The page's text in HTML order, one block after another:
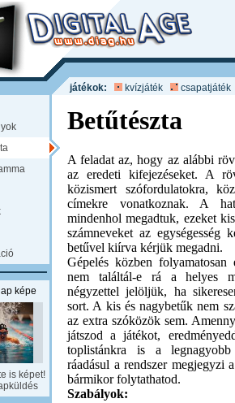
játékok: kvízjáték
csapatjáték
képe
is képet!
Betűtészta
A feladat az, hogy az alábbi
az eredeti kifejezéseket. A
közismert szófordulatokra,
címekre vonatkoznak. A
mindenhol megadtuk, ezeket
számneveket az egységesség
betűvel kiírva kérjük megadni.
Gépelés közben
nem találtál-e rá a helyes
négyzettel jelöljük, ha
sort. A kis és nagybetűk nem
az extra szóközök sem.
játszod a játékot,
toplistánkra is a
ráadásul a rendszer megjegyzi
bármikor folytathatod.
Szabályok: